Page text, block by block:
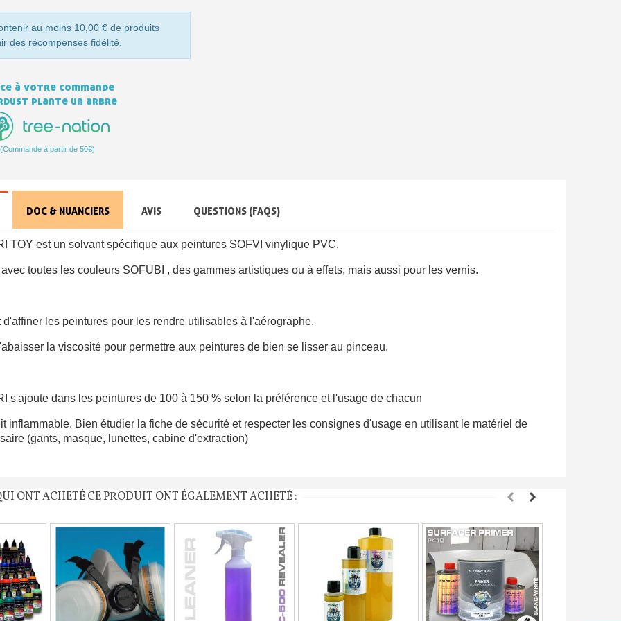
Inscription à la newsletter : 5€ de réduction
Livraison offerte en France métropolitaine pour 250€ d'achats
Paiement en 4x sans frais dès 30€ d'achats
Votre devis en ligne en moins d'1 minute
Partagez vos créations et obtenez des bons d'achat
au moins 10,00 € de produits
des récompenses fidélité.
à votre commande
plante un arbre
(Commande à partir de 50€)
DOC & NUANCIERS AVIS QUESTIONS (FAQS)
TOY est un solvant spécifique aux peintures SOFVI vinylique PVC.
avec toutes les couleurs SOFUBI , des gammes artistiques ou à effets, mais aussi pour les vernis.
d'affiner les peintures pour les rendre utilisables à l'aérographe.
la viscosité pour permettre aux peintures de bien se lisser au pinceau.
s'ajoute dans les peintures de 100 à 150 % selon la préférence et l'usage de chacun
inflammable. Bien étudier la fiche de sécurité et respecter les consignes d'usage en utilisant le matériel de
(gants, masque, lunettes, cabine d'extraction)
ONT ACHETÉ CE PRODUIT ONT ÉGALEMENT ACHETÉ :